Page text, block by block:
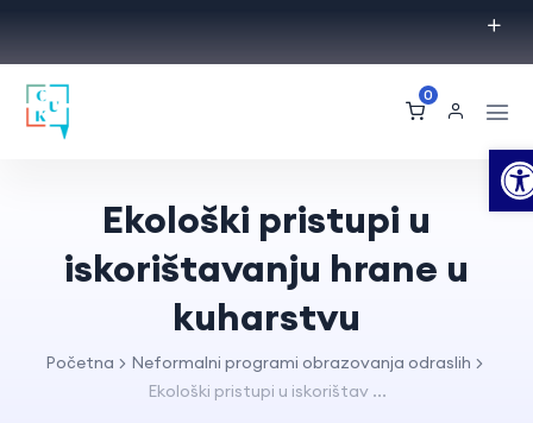
0
Ekološki pristupi u
iskorištavanju hrane u
kuharstvu
Početna
Neformalni programi obrazovanja odraslih
Ekološki pristupi u iskorištav ...